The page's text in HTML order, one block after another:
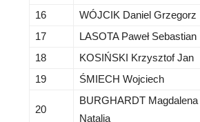
16 WÓJCIK Daniel Grzegorz
17
LASOTA Paweł Sebastian
18
KOSIŃSKI Krzysztof Jan
19
ŚMIECH Wojciech
20
BURGHARDT Magdalena
Natalia